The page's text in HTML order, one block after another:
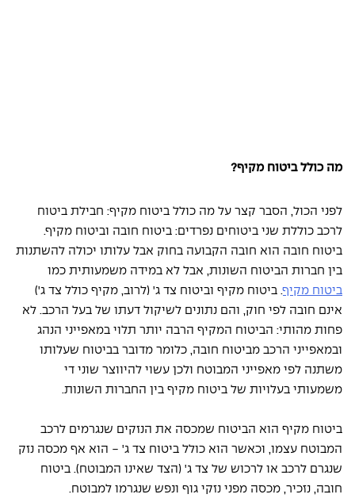
מה כולל ביטוח מקיף?
לפני הכול, הסבר קצר על מה כולל ביטוח מקיף: חבילת ביטוח
לרכב כוללת שני ביטוחים נפרדים: ביטוח חובה וביטוח מקיף.
ביטוח חובה הוא חובה הקבועה בחוק אבל עלותו יכולה להשתנות
בין חברות הביטוח השונות, אבל לא במידה משמעותית כמו
ביטוח מקיף. ביטוח מקיף וביטוח צד ג' (לרוב, מקיף כולל צד ג')
אינם חובה לפי חוק, והם נתונים לשיקול דעתו של בעל הרכב. לא
פחות מהותי: הביטוח המקיף הרבה יותר תלוי במאפייני הנהג
ובמאפייני הרכב מביטוח חובה, כלומר מדובר בביטוח שעלותו
משתנה לפי מאפייני המבוטח ולכן עשוי להיווצר שוני די
משמעותי בעלויות של ביטוח מקיף בין החברות השונות.
ביטוח מקיף הוא הביטוח שמכסה את הנזקים שנגרמים לרכב
המבוטח עצמו, וכאשר הוא כולל ביטוח צד ג' - הוא אף מכסה נזק
שנגרם לרכב או לרכוש של צד ג' (הצד שאינו המבוטח). ביטוח
חובה, נזכיר, מכסה מפני נזקי גוף ונפש שנגרמו למבוטח.